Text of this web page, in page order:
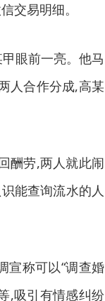
交易明细。
眼前一亮。他马
人合作分成,高某
酬劳,两人就此闹
能查询流水的人
称可以“调查婚
,吸引有情感纠纷